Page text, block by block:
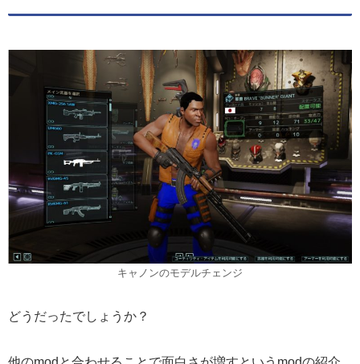
キャノンのモデルチェンジ
どうだったでしょうか？